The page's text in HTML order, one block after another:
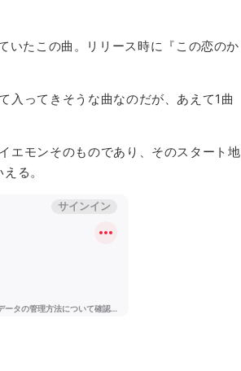
ム
たこの曲。リリース時に『この恋のか
入ってきそうな曲なのだが、あえて1曲
エモンそのものであり、そのスタート地
る。